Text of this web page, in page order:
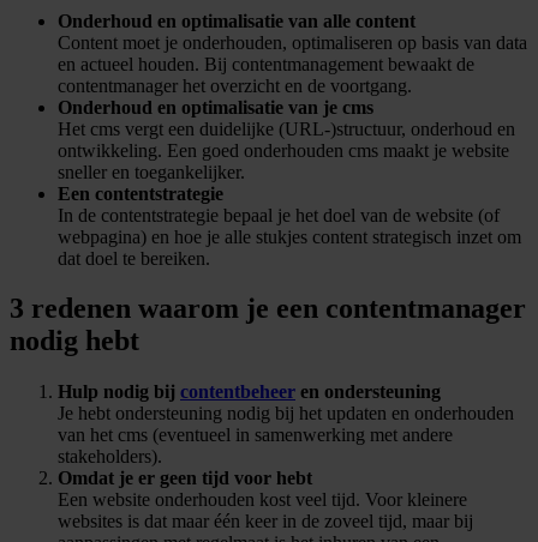
Onderhoud en optimalisatie van alle content
Content moet je onderhouden, optimaliseren op basis van data
en actueel houden. Bij contentmanagement bewaakt de
contentmanager het overzicht en de voortgang.
Onderhoud en optimalisatie van je cms
Het cms vergt een duidelijke (URL-)structuur, onderhoud en
ontwikkeling. Een goed onderhouden cms maakt je website
sneller en toegankelijker.
Een contentstrategie
In de contentstrategie bepaal je het doel van de website (of
webpagina) en hoe je alle stukjes content strategisch inzet om
dat doel te bereiken.
3 redenen waarom je een contentmanager
nodig hebt
Hulp nodig bij contentbeheer en ondersteuning
Je hebt ondersteuning nodig bij het updaten en onderhouden
van het cms (eventueel in samenwerking met andere
stakeholders).
Omdat je er geen tijd voor hebt
Een website onderhouden kost veel tijd. Voor kleinere
websites is dat maar één keer in de zoveel tijd, maar bij